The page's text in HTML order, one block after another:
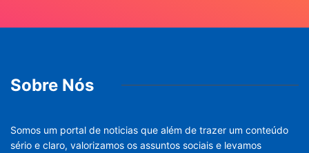
Sobre Nós
Somos um portal de noticias que além de trazer um conteúdo
sério e claro, valorizamos os assuntos sociais e levamos